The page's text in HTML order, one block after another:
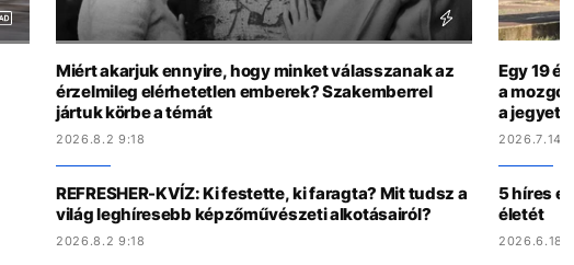
Miért akarjuk ennyire, hogy minket válasszanak az
érzelmileg elérhetetlen emberek? Szakemberrel
jártuk körbe a témát
2026.8.2 9:18
REFRESHER-KVÍZ: Ki festette, ki faragta? Mit tudsz a
világ leghíresebb képzőművészeti alkotásairól?
2026.8.2 9:18
Egy 19
a mozgó
a jegyet
2026.7.14
5 híres
életét
2026.6.18